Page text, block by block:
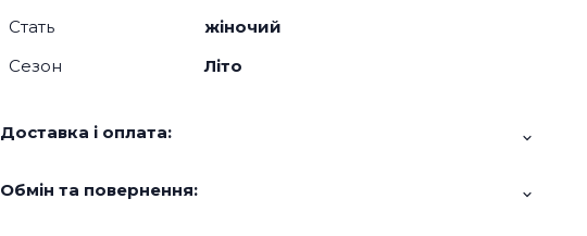
Стать
жіночий
Сезон
Літо
Доставка і оплата:
Обмін та повернення: